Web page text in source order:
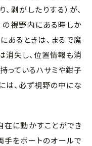
剥がしたりする）が、
の視野内にある時しか
あるときは、まるで魔
消失し、位置情報も消
っているハサミや鉗子
は、必ず視野の中にな
在に動かすことができ
手をボートのオールで